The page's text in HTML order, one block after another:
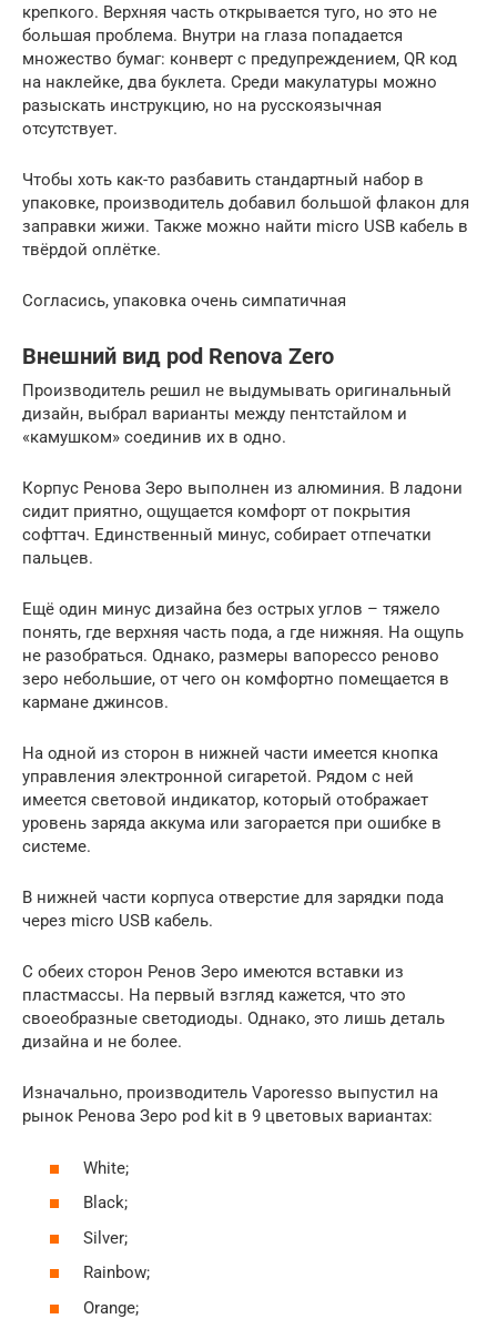
крепкого. Верхняя часть открывается туго, но это не
большая проблема. Внутри на глаза попадается
множество бумаг: конверт с предупреждением, QR код
на наклейке, два буклета. Среди макулатуры можно
разыскать инструкцию, но на русскоязычная
отсутствует.
Чтобы хоть как-то разбавить стандартный набор в
упаковке, производитель добавил большой флакон для
заправки жижи. Также можно найти micro USB кабель в
твёрдой оплётке.
Согласись, упаковка очень симпатичная
Внешний вид pod Renova Zero
Производитель решил не выдумывать оригинальный
дизайн, выбрал варианты между пентстайлом и
«камушком» соединив их в одно.
Корпус Ренова Зеро выполнен из алюминия. В ладони
сидит приятно, ощущается комфорт от покрытия
софттач. Единственный минус, собирает отпечатки
пальцев.
Ещё один минус дизайна без острых углов – тяжело
понять, где верхняя часть пода, а где нижняя. На ощупь
не разобраться. Однако, размеры вапорессо реново
зеро небольшие, от чего он комфортно помещается в
кармане джинсов.
На одной из сторон в нижней части имеется кнопка
управления электронной сигаретой. Рядом с ней
имеется световой индикатор, который отображает
уровень заряда аккума или загорается при ошибке в
системе.
В нижней части корпуса отверстие для зарядки пода
через micro USB кабель.
С обеих сторон Ренов Зеро имеются вставки из
пластмассы. На первый взгляд кажется, что это
своеобразные светодиоды. Однако, это лишь деталь
дизайна и не более.
Изначально, производитель Vaporesso выпустил на
рынок Ренова Зеро pod kit в 9 цветовых вариантах:
White;
Black;
Silver;
Rainbow;
Orange;